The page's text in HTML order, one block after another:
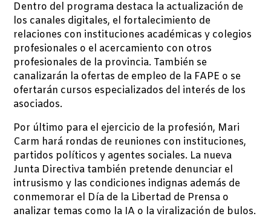
Dentro del programa destaca la actualización de
los canales digitales, el fortalecimiento de
relaciones con instituciones académicas y colegios
profesionales o el acercamiento con otros
profesionales de la provincia. También se
canalizarán la ofertas de empleo de la FAPE o se
ofertarán cursos especializados del interés de los
asociados.
Por último para el ejercicio de la profesión, Mari
Carm hará rondas de reuniones con instituciones,
partidos políticos y agentes sociales. La nueva
Junta Directiva también pretende denunciar el
intrusismo y las condiciones indignas además de
conmemorar el Día de la Libertad de Prensa o
analizar temas como la IA o la viralización de bulos.